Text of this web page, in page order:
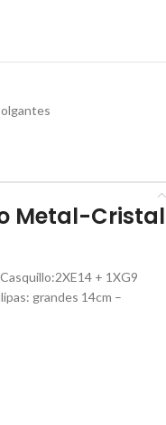
Metal-Cristal
+ 1XG9
grandes 14cm –